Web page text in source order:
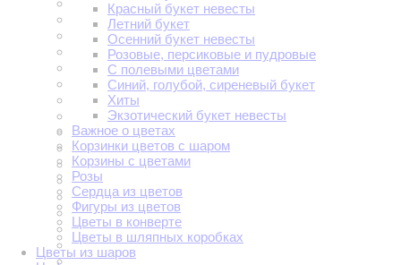
Красный букет невесты
Летний букет
Осенний букет невесты
Розовые, персиковые и пудровые
С полевыми цветами
Синий, голубой, сиреневый букет
Хиты
Экзотический букет невесты
Важное о цветах
Корзинки цветов с шаром
Корзины с цветами
Розы
Сердца из цветов
Фигуры из цветов
Цветы в конверте
Цветы в шляпных коробках
Цветы из шаров